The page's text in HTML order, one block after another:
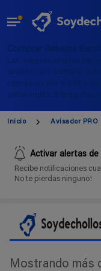
Comprar Rebajas
Las mejores ofertas de
chollos para comprar al
camisetas por 5,99€ +
corte inglés: 9 braguitas
Inicio Avisador PRO
Activar alertas de
Recibe notificaciones
No te pierdas ninguno!
Mostrando más